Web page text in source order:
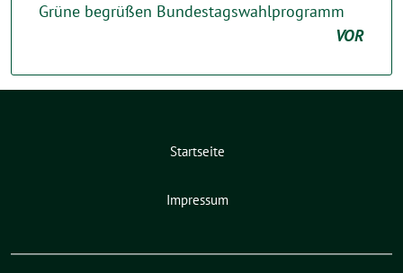
Grüne begrüßen Bundestagswahlprogramm
VOR
Startseite
Impressum